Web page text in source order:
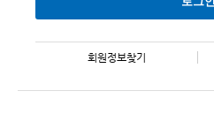
회원정보찾기